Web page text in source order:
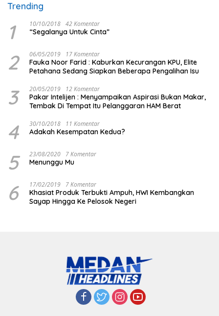
Trending
1 10/10/2018 42 Komentar
“Segalanya Untuk Cinta”
2 06/05/2019 17 Komentar
Fauka Noor Farid : Kaburkan Kecurangan KPU, Elite
Petahana Sedang Siapkan Beberapa Pengalihan Isu
3 20/05/2019 12 Komentar
Pakar Intelijen : Menyampaikan Aspirasi Bukan Makar,
Tembak Di Tempat Itu Pelanggaran HAM Berat
4 30/10/2018 11 Komentar
Adakah Kesempatan Kedua?
5 23/08/2020 7 Komentar
Menunggu Mu
6 17/02/2019 7 Komentar
Khasiat Produk Terbukti Ampuh, HWI Kembangkan
Sayap Hingga Ke Pelosok Negeri